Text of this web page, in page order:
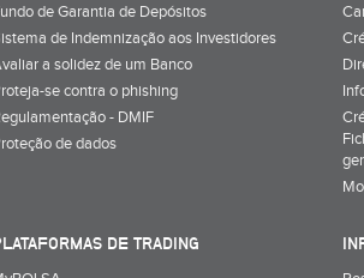
de Garantia de Depósitos
de Indemnização aos Investidores
a solidez de um Banco
se contra o phishing
- DMIF
de dados
DE TRADING